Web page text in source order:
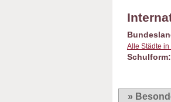
Alle Städte
Schulform:
»